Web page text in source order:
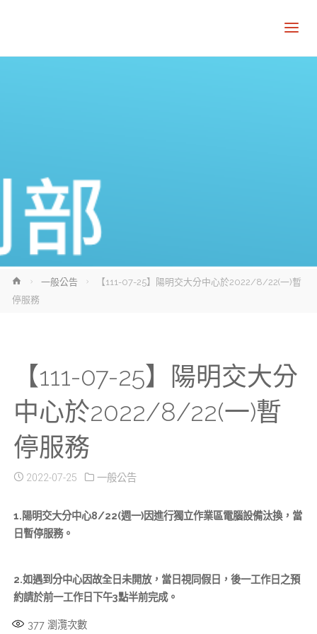
Home一般公告
【111-07-25】陽明交大分中心於2022/8/22(一)暫
停服務
【111-07-25】陽明交大分
中心於2022/8/22(一)暫
停服務
2022-07-25 一般公告
1.陽明交大分中心8/22(週一)因進行獨立作業區電腦設備汰換，當
日暫停服務。
2.如遇到分中心因故全日未開放，當日視同假日，後一工作日之預
約請於前一工作日下午3點半前完成。
377瀏灠次數